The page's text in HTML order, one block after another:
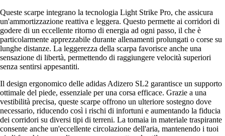
Queste scarpe integrano la tecnologia Light Strike Pro, che assicura
un'ammortizzazione reattiva e leggera. Questo permette ai corridori di
godere di un eccellente ritorno di energia ad ogni passo, il che è
particolarmente apprezzabile durante allenamenti prolungati o corse su
lunghe distanze. La leggerezza della scarpa favorisce anche una
sensazione di libertà, permettendo di raggiungere velocità superiori
senza sentirsi appesantiti.
Il design ergonomico delle adidas Adizero SL2 garantisce un supporto
ottimale del piede, essenziale per una corsa efficace. Grazie a una
vestibilità precisa, queste scarpe offrono un ulteriore sostegno dove
necessario, riducendo così i rischi di infortuni e aumentando la fiducia
dei corridori su diversi tipi di terreni. La tomaia in materiale traspirante
consente anche un'eccellente circolazione dell'aria, mantenendo i tuoi